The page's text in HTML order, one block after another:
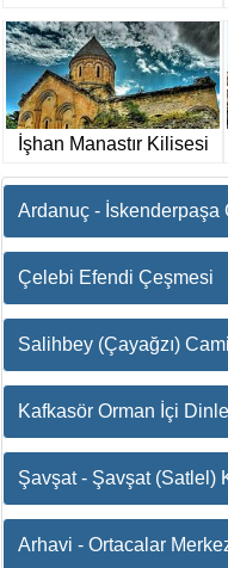
İşhan Manastır Kilisesi
Ardanuç - İskenderpaşa
Çelebi Efendi Çeşmesi
Salihbey (Çayağzı)
Kafkasör Orman İçi
Şavşat - Şavşat (Satlel)
Arhavi - Ortacalar